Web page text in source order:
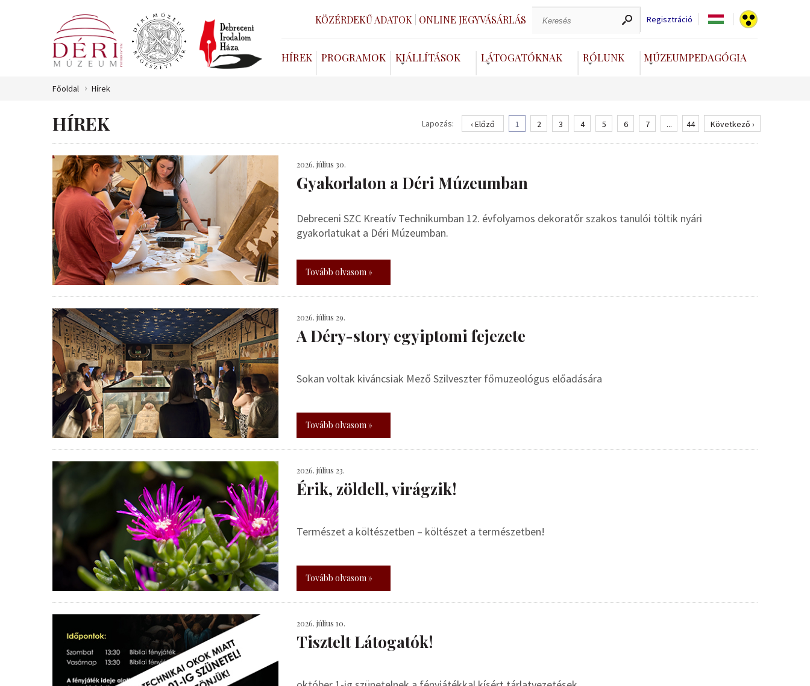
KÖZÉRDEKŰ ADATOK ONLINE JEGYVÁSÁRLÁS Regisztráció
HÍREK PROGRAMOK KIÁLLÍTÁSOK LÁTOGATÓKNAK RÓLUNK MÚZEUMPEDAGÓGIA
Főoldal Hírek
HÍREK Lapozás: ‹ Előző 1 2 3 4 5 6 7 ... 44 Következő ›
2026. július 30.
Gyakorlaton a Déri Múzeumban
Debreceni SZC Kreatív Technikumban 12. évfolyamos dekoratőr szakos tanulói töltik nyári
gyakorlatukat a Déri Múzeumban.
Tovább olvasom »
2026. július 29.
A Déry-story egyiptomi fejezete
Sokan voltak kiváncsiak Mező Szilveszter főmuzeológus előadására
Tovább olvasom »
2026. július 23.
Érik, zöldell, virágzik!
Természet a költészetben – költészet a természetben!
Tovább olvasom »
2026. július 10.
Tisztelt Látogatók!